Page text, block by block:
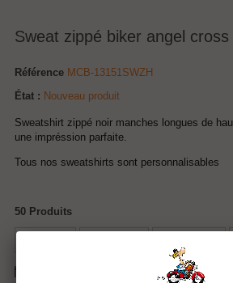
Sweat zippé biker angel cross
Référence MCB-13151SWZH
État : Nouveau produit
Sweatshirt zippé noir manches longues de
une impréssion parfaite.
Tous nos sweatshirts sont personnalisables
50 Produits